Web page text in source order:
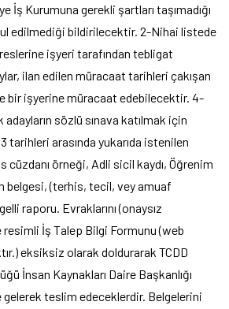
İş Kurumuna gerekli şartları taşımadığı
edilmediği bildirilecektir. 2-Nihai listede
işyeri tarafından tebligat
ilan edilen müracaat tarihleri çakışan
bir işyerine müracaat edebilecektir. 4-
sözlü sınava katılmak için
tarihleri arasında yukarıda istenilen
örneği, Adli sicil kaydı, Öğrenim
belgesi, (terhis, tecil, vey amuaf
raporu. Evraklarını (onaysız
İş Talep Bilgi Formunu (web
eksiksiz olarak doldurarak TCDD
İnsan Kaynakları Daire Başkanlığı
teslim edeceklerdir. Belgelerini